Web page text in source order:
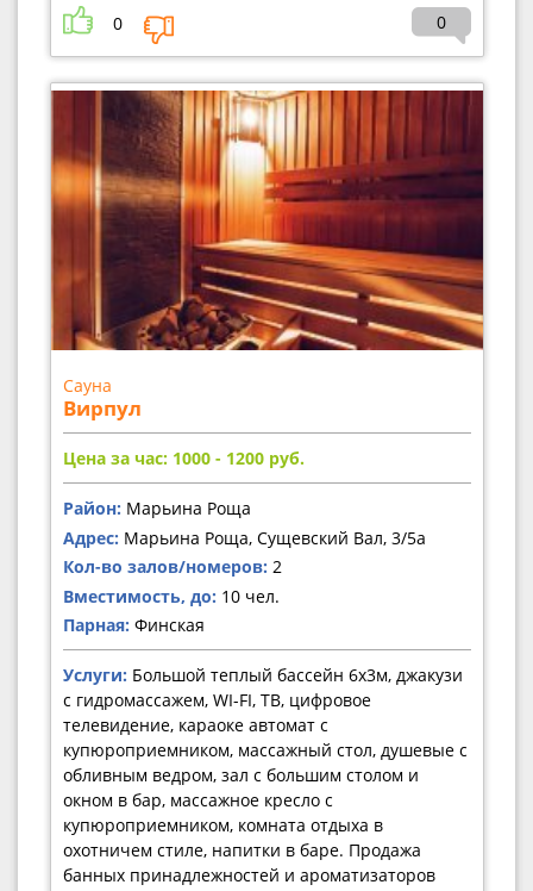
0 0
Сауна
Вирпул
Цена за час: 1000 - 1200 руб.
Район: Марьина Роща
Адрес: Марьина Роща, Сущевский Вал, 3/5а
Кол-во залов/номеров: 2
Вместимость, до: 10 чел.
Парная: Финская
Услуги: Большой теплый бассейн 6х3м, джакузи
с гидромассажем, WI-FI, ТВ, цифровое
телевидение, караоке автомат с
купюроприемником, массажный стол, душевые с
обливным ведром, зал с большим столом и
окном в бар, массажное кресло с
купюроприемником, комната отдыха в
охотничем стиле, напитки в баре. Продажа
банных принадлежностей и ароматизаторов